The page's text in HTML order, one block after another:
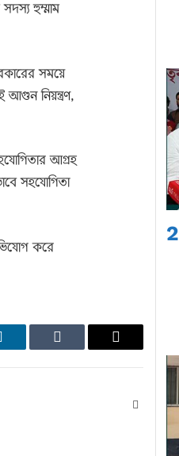
হুম্মাম
সময়ে
আগুন নিয়ন্ত্রণ,
আগ্রহ
সহযোগিতা
করে
Tumblr Email
Website